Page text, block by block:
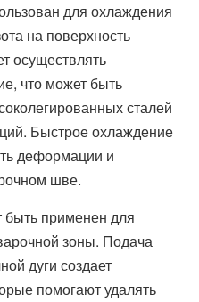
для охлаждения
на поверхность
осуществлять
что может быть
сталей
Быстрое охлаждение
деформации и
шве.
быть применен для
зоны. Подача
дуги создает
помогают удалять